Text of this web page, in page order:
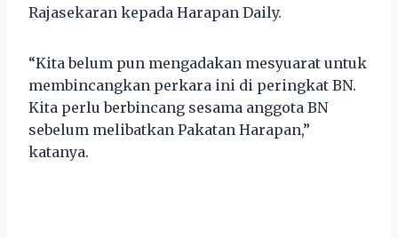
Rajasekaran kepada Harapan Daily.
“Kita belum pun mengadakan mesyuarat untuk
membincangkan perkara ini di peringkat BN.
Kita perlu berbincang sesama anggota BN
sebelum melibatkan Pakatan Harapan,”
katanya.